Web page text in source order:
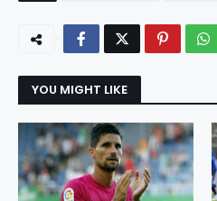
YOU MIGHT LIKE